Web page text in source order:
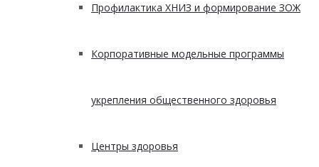
Профилактика ХНИЗ и формирование ЗОЖ
Корпоративные модельные программы
укрепления общественного здоровья
Центры здоровья